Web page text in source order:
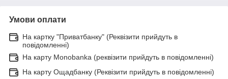
Умови оплати
На картку "Приватбанку" (Реквізити прийдуть в
повідомленні)
На карту Monobanka (реквізити прийдуть в повідомленні)
На карту Ощадбанку (Реквізити прийдуть в повідомленні)